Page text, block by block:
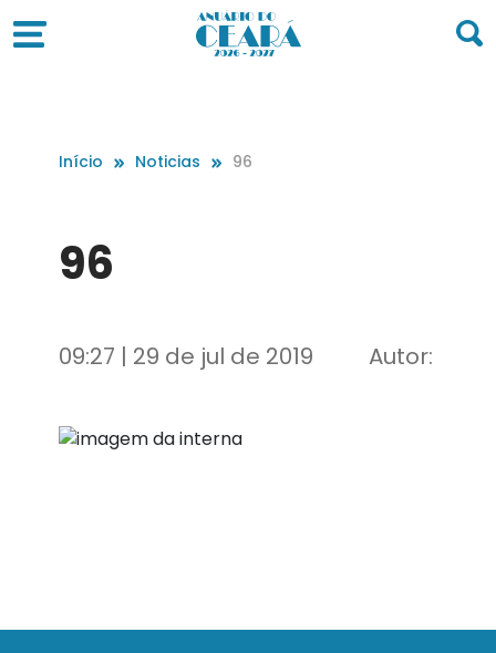
Início Noticias 96
96
09:27 | 29 de jul de 2019 Autor: